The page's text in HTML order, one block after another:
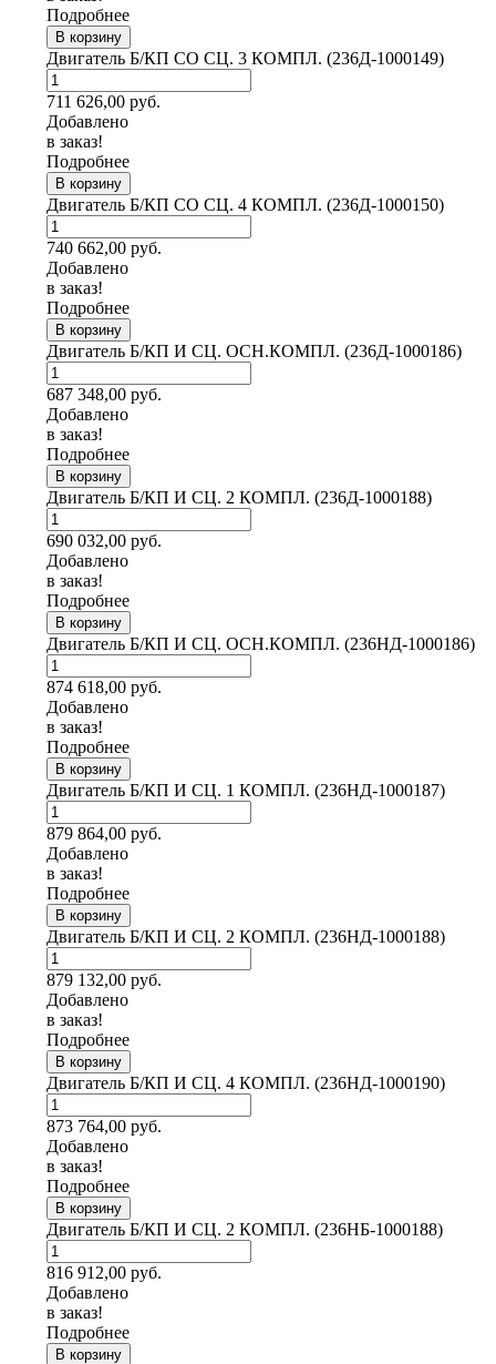
Подробнее
В корзину
Двигатель Б/КП СО СЦ. 3 КОМПЛ. (236Д-1000149)
711 626,00 руб.
Добавлено
в заказ!
Подробнее
В корзину
Двигатель Б/КП СО СЦ. 4 КОМПЛ. (236Д-1000150)
740 662,00 руб.
Добавлено
в заказ!
Подробнее
В корзину
Двигатель Б/КП И СЦ. ОСН.КОМПЛ. (236Д-1000186)
687 348,00 руб.
Добавлено
в заказ!
Подробнее
В корзину
Двигатель Б/КП И СЦ. 2 КОМПЛ. (236Д-1000188)
690 032,00 руб.
Добавлено
в заказ!
Подробнее
В корзину
Двигатель Б/КП И СЦ. ОСН.КОМПЛ. (236НД-1000186)
874 618,00 руб.
Добавлено
в заказ!
Подробнее
В корзину
Двигатель Б/КП И СЦ. 1 КОМПЛ. (236НД-1000187)
879 864,00 руб.
Добавлено
в заказ!
Подробнее
В корзину
Двигатель Б/КП И СЦ. 2 КОМПЛ. (236НД-1000188)
879 132,00 руб.
Добавлено
в заказ!
Подробнее
В корзину
Двигатель Б/КП И СЦ. 4 КОМПЛ. (236НД-1000190)
873 764,00 руб.
Добавлено
в заказ!
Подробнее
В корзину
Двигатель Б/КП И СЦ. 2 КОМПЛ. (236НБ-1000188)
816 912,00 руб.
Добавлено
в заказ!
Подробнее
В корзину